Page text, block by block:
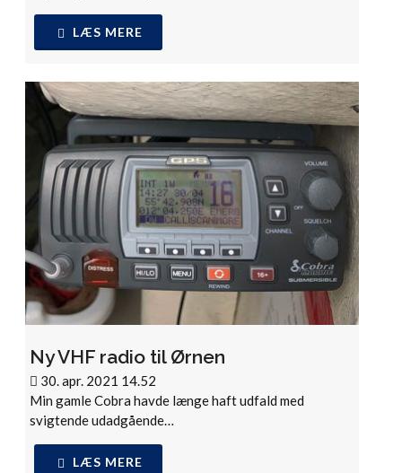
LÆS MERE
Ny VHF radio til Ørnen
30. apr. 2021 14.52
Min gamle Cobra havde længe haft udfald med
svigtende udadgående…
LÆS MERE